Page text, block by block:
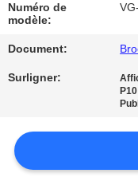
CONTRÔLE
DE
LA
NOUS
Numéro de
modèle:
Document:
Surligner: